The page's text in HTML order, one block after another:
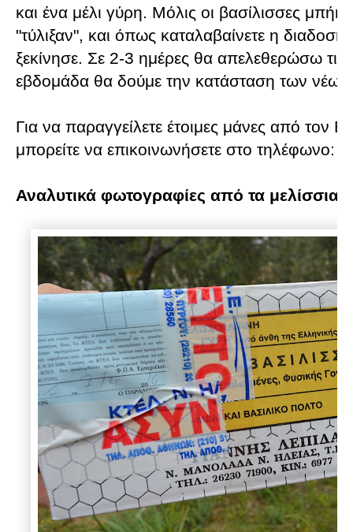
και ένα μέλι γύρη. Μόλις οι βασίλισσες
"τύλιξαν", και όπως καταλαβαίνετε η
ξεκίνησε. Σε 2-3 ημέρες θα απελεθερώσω τις
εβδομάδα θα δούμε την κατάσταση των νέων
Για να παραγγείλετε έτοιμες μάνες από τον
μπορείτε να επικοινωνήσετε στο τηλέφωνο:
Αναλυτικά φωτογραφίες από τα μελίσσια...